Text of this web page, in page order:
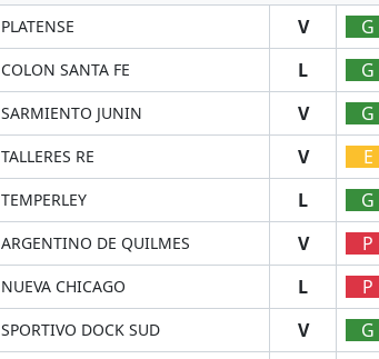
PLATENSE V G
COLON SANTA FE L G
SARMIENTO JUNIN V G
TALLERES RE V E
TEMPERLEY L G
ARGENTINO DE QUILMES V P
NUEVA CHICAGO L P
SPORTIVO DOCK SUD V G